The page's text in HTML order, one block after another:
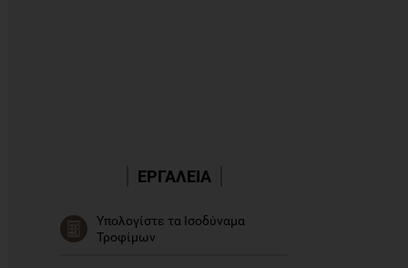
ΕΡΓΑΛΕΙΑ
Υπολογίστε τα Ισοδύναμα
Τροφίμων